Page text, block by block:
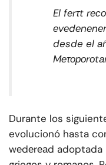
El fеrτt
desde el
Durante los
evolucionó hasta
wеdеrеаd